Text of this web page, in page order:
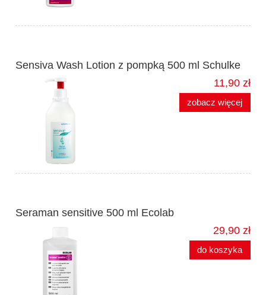
Sensiva Wash Lotion z pompką 500 ml Schulke
11,90 zł
zobacz więcej
Seraman sensitive 500 ml Ecolab
29,90 zł
do koszyka